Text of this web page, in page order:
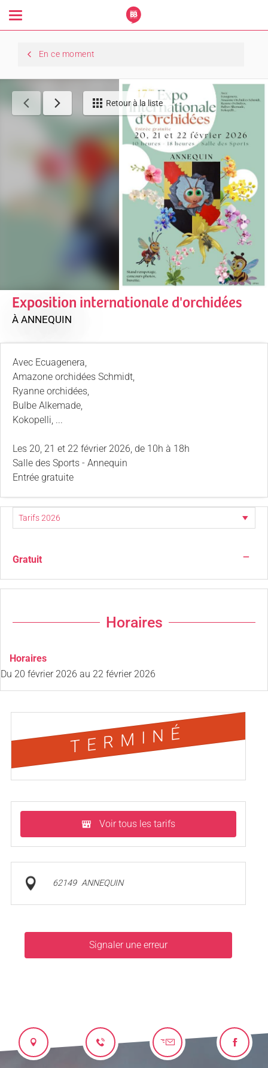
Toggle
navigation
En ce moment
Retour à la liste
Exposition internationale d'orchidées
À ANNEQUIN
Avec Ecuagenera,
Amazone orchidées Schmidt,
Ryanne orchidées,
Bulbe Alkemade,
Kokopelli, ...
Les 20, 21 et 22 février 2026, de 10h à 18h
Salle des Sports - Annequin
Entrée gratuite
Gratuit —
Horaires
Horaires
Du 20 février 2026 au 22 février 2026
TERMINÉ
Voir tous les tarifs
62149 ANNEQUIN
Signaler une erreur